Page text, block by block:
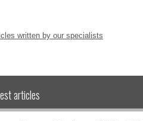
written by our specialists
articles